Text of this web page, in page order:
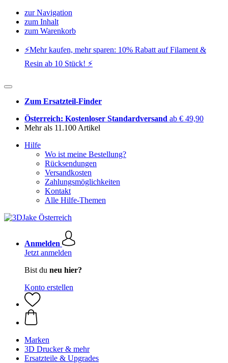
zur Navigation
zum Inhalt
zum Warenkorb
⚡️Mehr kaufen, mehr sparen: 10% Rabatt auf Filament &
Resin ab 10 Stück! ⚡️
Zum Ersatzteil-Finder
Österreich: Kostenloser Standardversand ab € 49,90
Mehr als 11.100 Artikel
Hilfe
Wo ist meine Bestellung?
Rücksendungen
Versandkosten
Zahlungsmöglichkeiten
Kontakt
Alle Hilfe-Themen
Anmelden
Jetzt anmelden
Bist du neu hier?
Konto erstellen
Marken
3D Drucker & mehr
Ersatzteile & Upgrades